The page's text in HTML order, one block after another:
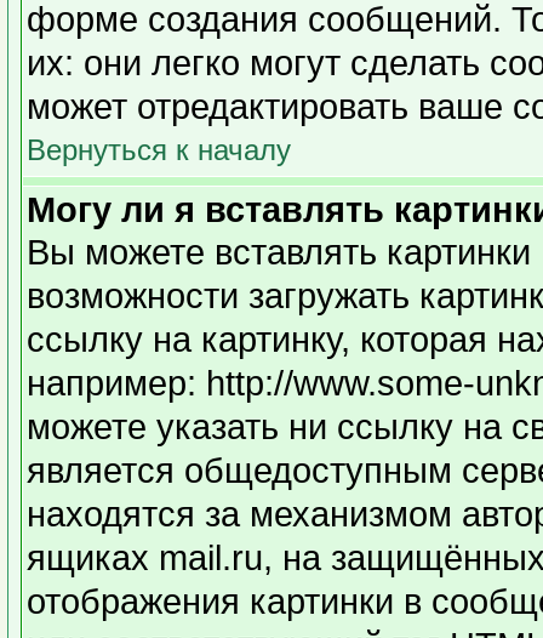
форме создания сообщений.
их: они легко могут сделать
может отредактировать ваше
Вернуться к началу
Могу ли я вставлять
Вы можете вставлять
возможности загружать
ссылку на картинку, которая
например: http://www.some-
можете указать ни ссылку на
является общедоступным
находятся за механизмом
ящиках mail.ru, на
отображения картинки в